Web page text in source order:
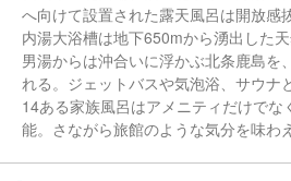
へ向けて設置された露天風呂は開放感
内湯大浴槽は地下650mから湧出した天
男湯からは沖合いに浮かぶ北条鹿島を
れる。ジェットバスや気泡浴、サウナ
14ある家族風呂はアメニティだけで
能。さながら旅館のような気分を味わ